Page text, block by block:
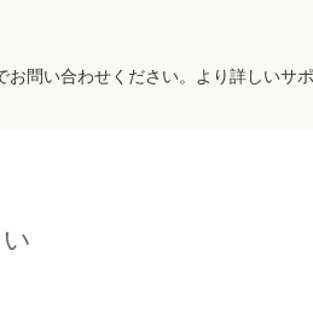
問い合わせください。より詳しいサ